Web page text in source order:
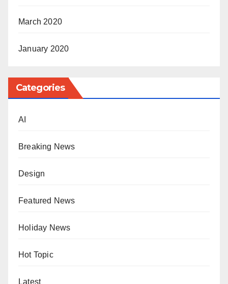
March 2020
January 2020
Categories
AI
Breaking News
Design
Featured News
Holiday News
Hot Topic
Latest